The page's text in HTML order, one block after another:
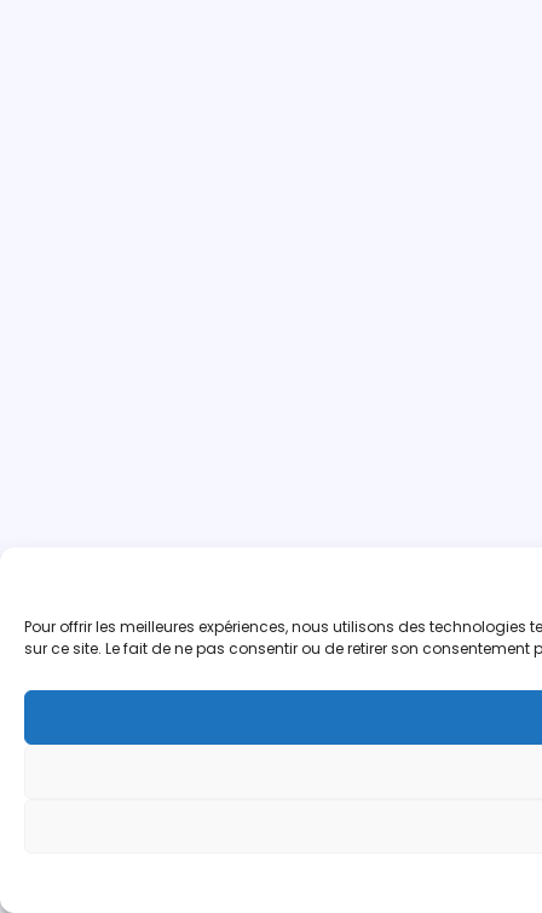
Pour offrir les meilleures expériences, nous utilisons des
sur ce site. Le fait de ne pas consentir ou de retirer son